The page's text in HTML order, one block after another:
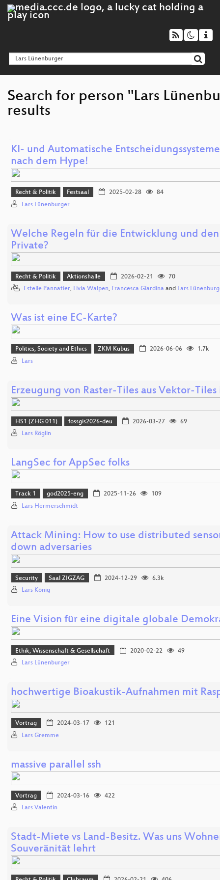
Search for person "Lars
results
KI- und Automatische
nach dem Hype!
Recht & Politik Festsaal 2025-02-28
84
Lars Lünenburger
Welche Regeln für die Entwicklung und den
Private?
Recht & Politik Aktionshalle 2026-02-21
70
Estelle Pannatier, Livia Walpen, Francesca Giardina and Lars
Was ist eine EC-Karte?
Politics, Society and Ethics ZKM Kubus 2026-06-06
1.7k
Lars
Erzeugung von Raster-Tiles aus Vektor-
HS1 (ZHG 011) fossgis2026-deu 2026-03-27
69
Lars Röglin
LangSec for AppSec folks
Track 1 god2025-eng 2025-11-26
109
Lars Hermerschmidt
Attack Mining: How to use distributed
down adversaries
Security Saal ZIGZAG 2024-12-29
6.3k
Lars König
Eine Vision für eine digitale globale
Ethik, Wissenschaft & Gesellschaft 2020-02-22
49
Lars Lünenburger
hochwertige Bioakustik-Aufnahmen mit
Vortrag 2024-03-17
121
Lars Gremme
massive parallel ssh
Vortrag 2024-03-16
422
Lars Valentin
Stadt-Miete vs Land-Besitz. Was uns
Souveränität lehrt